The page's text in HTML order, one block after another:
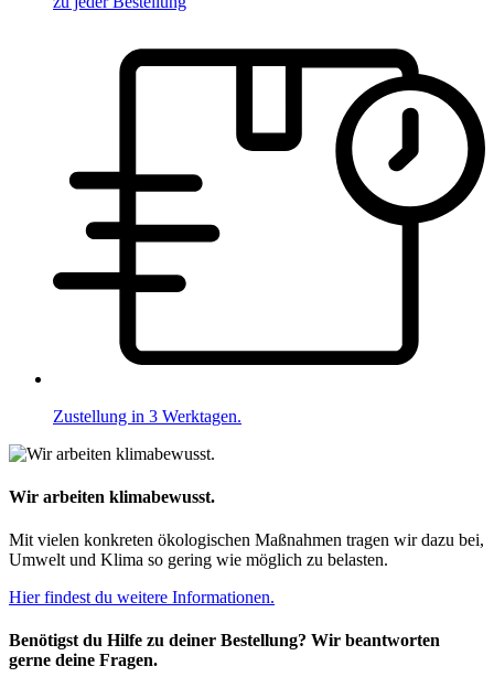
Zustellung in 3 Werktagen.
Wir arbeiten klimabewusst.
Mit vielen konkreten ökologischen Maßnahmen tragen wir dazu bei,
Umwelt und Klima so gering wie möglich zu belasten.
Hier findest du weitere Informationen.
Benötigst du Hilfe zu deiner Bestellung? Wir beantworten
gerne deine Fragen.